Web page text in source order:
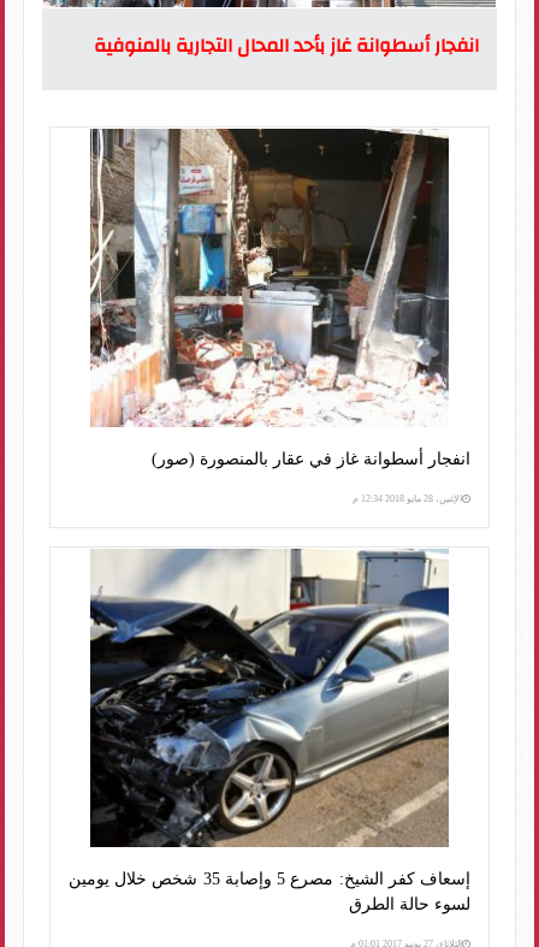
انفجار أسطوانة غاز بأحد المحال التجارية بالمنوفية
انفجار أسطوانة غاز في عقار بالمنصورة (صور)
الإثنين، 28 مايو 2018 12:34 م
إسعاف كفر الشيخ: مصرع 5 وإصابة 35 شخص خلال يومين
لسوء حالة الطرق
الثلاثاء، 27 يونيو 2017 01:01 م